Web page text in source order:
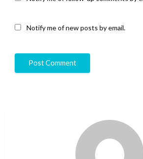
Notify me of new posts by email.